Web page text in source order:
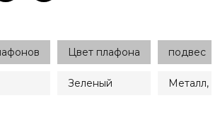
Цвет плафона подвес
Зеленый Металл,